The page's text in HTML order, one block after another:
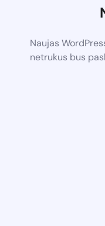
Naujas
netrukus bus